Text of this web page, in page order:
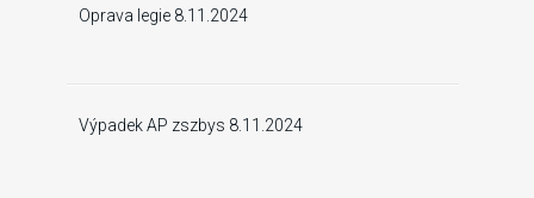
Oprava legie 8.11.2024
Výpadek AP zszbys 8.11.2024